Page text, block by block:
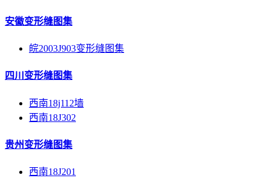
安徽变形缝图集
皖2003J903变形缝图集
四川变形缝图集
西南18j112墙
西南18J302
贵州变形缝图集
西南18J201